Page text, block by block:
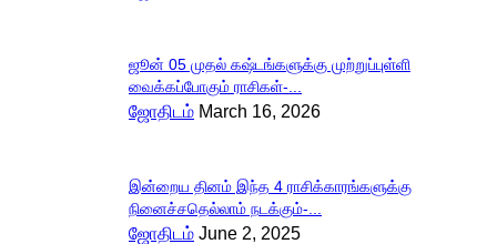
ஜூன் 05 முதல் கஷ்டங்களுக்கு முற்றுப்புள்ளி
வைக்கப்போகும் ராசிகள்-...
ஜோதிடம் March 16, 2026
இன்றைய தினம் இந்த 4 ராசிக்காரங்களுக்கு
நினைச்சதெல்லாம் நடக்கும்-...
ஜோதிடம் June 2, 2025